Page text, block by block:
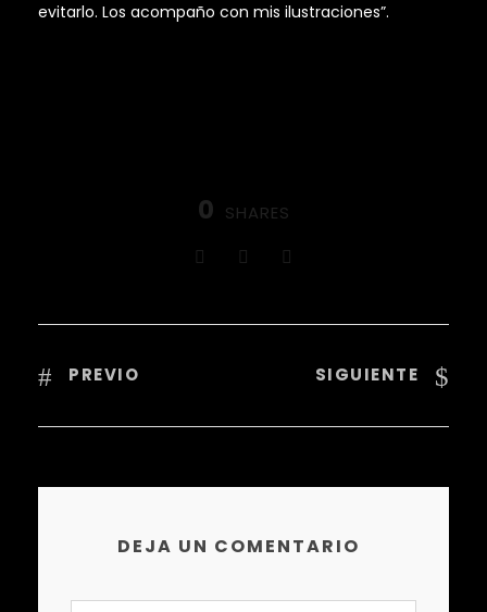
evitarlo. Los acompaño con mis ilustraciones”.
0 SHARES
PREVIO SIGUIENTE
DEJA UN COMENTARIO